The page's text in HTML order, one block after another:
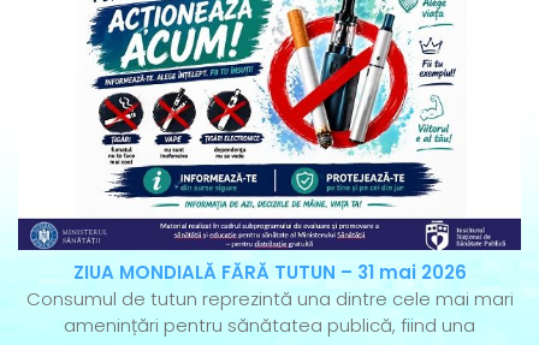
ZIUA MONDIALĂ FĂRĂ TUTUN – 31 mai 2026
Consumul de tutun reprezintă una dintre cele mai mari
amenințări pentru sănătatea publică, fiind una